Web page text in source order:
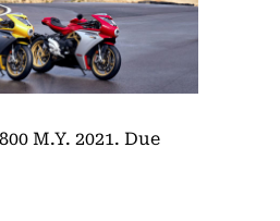
M.Y. 2021. Due